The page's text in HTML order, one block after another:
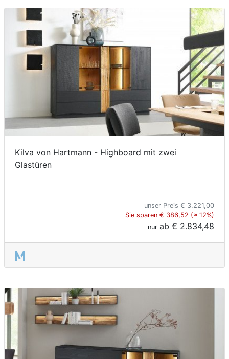
Kilva von Hartmann - Highboard mit zwei
Glastüren
unser Preis € 3.221,00
Sie sparen € 386,52 (≈ 12%)
nur ab € 2.834,48